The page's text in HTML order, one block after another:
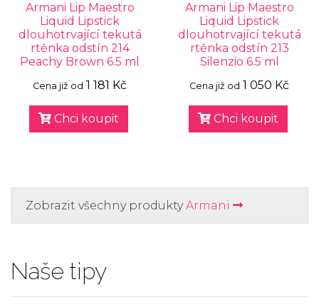
Armani Lip Maestro
Liquid Lipstick
dlouhotrvající tekutá
rtěnka odstín 214
Peachy Brown 6.5 ml
Cena již od 1 181 Kč
Chci koupit
Armani Lip Maestro
Liquid Lipstick
dlouhotrvající tekutá
rtěnka odstín 213
Silenzio 6.5 ml
Cena již od 1 050 Kč
Chci koupit
Zobrazit všechny produktyArmani
Naše tipy